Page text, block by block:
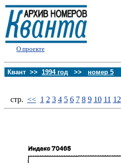
О проекте
Квант >> 1994 год >> номер 5
стp. << 1 2 3 4 5 6 7 8 9 10 11 12